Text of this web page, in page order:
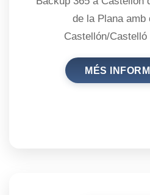
de la Plana amb
Castellón/
MÉS